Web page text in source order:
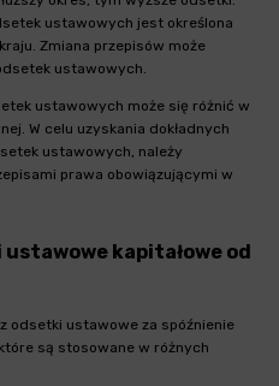
ustawowych jest określona
Zmiana przepisów może
ustawowych.
ustawowych może się różnić w
W celu uzyskania dokładnych
ustawowych, należy
prawa obowiązującymi w
kapitałowe od
odsetki ustawowe za spóźnienie
są stosowane w różnych